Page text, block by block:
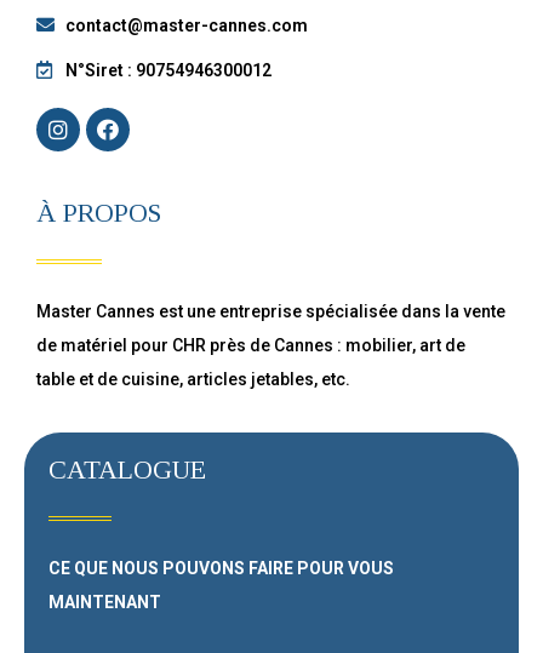
contact@master-cannes.com
N°Siret : 90754946300012
À PROPOS
Master Cannes est une entreprise spécialisée dans la vente
de matériel pour CHR près de Cannes : mobilier, art de
table et de cuisine, articles jetables, etc.
CATALOGUE
CE QUE NOUS POUVONS FAIRE POUR VOUS
MAINTENANT